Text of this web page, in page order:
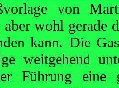
von
aber wohl gerade
kann. Die
weitgehend
Führung eine